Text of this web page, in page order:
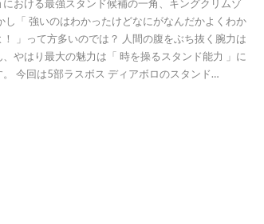
における最強スタンド候補の一角、キングクリムゾ
し「 強いのはわかったけどなにがなんだかよくわか
！ 」って方多いのでは？ 人間の腹をぶち抜く腕力は
、やはり最大の魅力は「 時を操るスタンド能力 」に
。 今回は5部ラスボス ディアボロのスタンド…